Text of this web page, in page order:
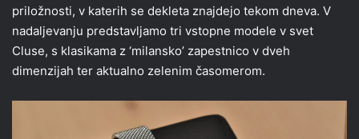
priložnosti, v katerih se dekleta znajdejo tekom dneva. V
nadaljevanju predstavljamo tri vstopne modele v svet
Cluse, s klasikama z ‘milansko’ zapestnico v dveh
dimenzijah ter aktualno zelenim časomerom.